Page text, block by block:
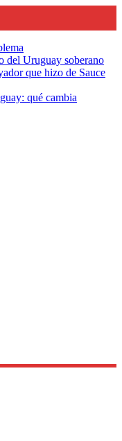
del Uruguay soberano
que hizo de Sauce
qué cambia